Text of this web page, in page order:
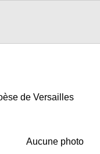
de Versailles
Aucune photo